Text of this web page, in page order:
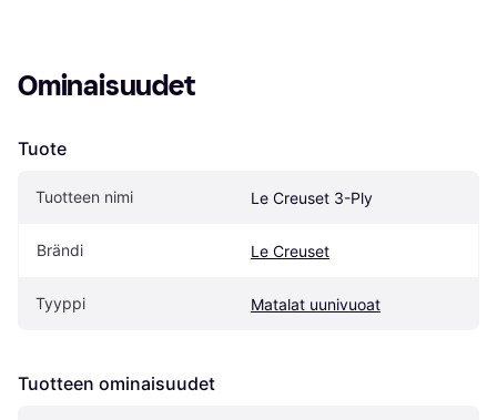
Ominaisuudet
Tuote
Tuotteen nimi Le Creuset 3-Ply
Brändi Le Creuset
Tyyppi Matalat uunivuoat
Tuotteen ominaisuudet